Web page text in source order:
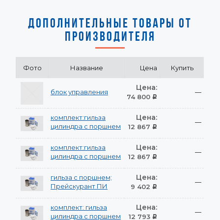
ДОПОЛНИТЕЛЬНЫЕ ТОВАРЫ ОТ
ПРОИЗВОДИТЕЛЯ
Фото Название Цена Купить
блок управления Цена:
74 800 Р
—
комплект:гильза
цилиндра с поршнем
Цена:
12 867 Р
—
комплект:гильза
цилиндра с поршнем
Цена:
12 867 Р
—
гильза с поршнем;
Прейскурант ПИ
Цена:
9 402 Р
—
комплект: гильза
цилиндра с поршнем
Цена:
12 793 Р
—